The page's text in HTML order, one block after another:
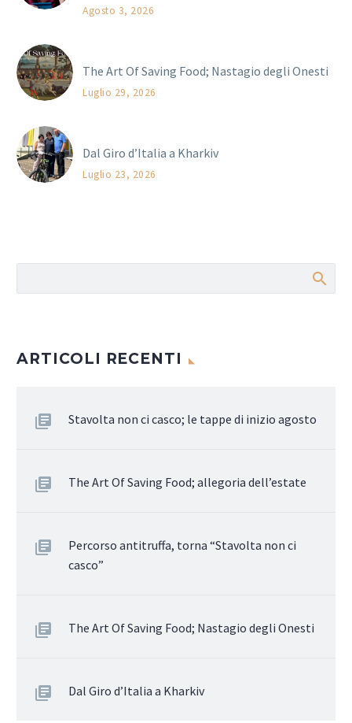
Agosto 3, 2026
The Art Of Saving Food; Nastagio degli Onesti
Luglio 29, 2026
Dal Giro d’Italia a Kharkiv
Luglio 23, 2026
ARTICOLI RECENTI
Stavolta non ci casco; le tappe di inizio agosto
The Art Of Saving Food; allegoria dell’estate
Percorso antitruffa, torna “Stavolta non ci
casco”
The Art Of Saving Food; Nastagio degli Onesti
Dal Giro d’Italia a Kharkiv